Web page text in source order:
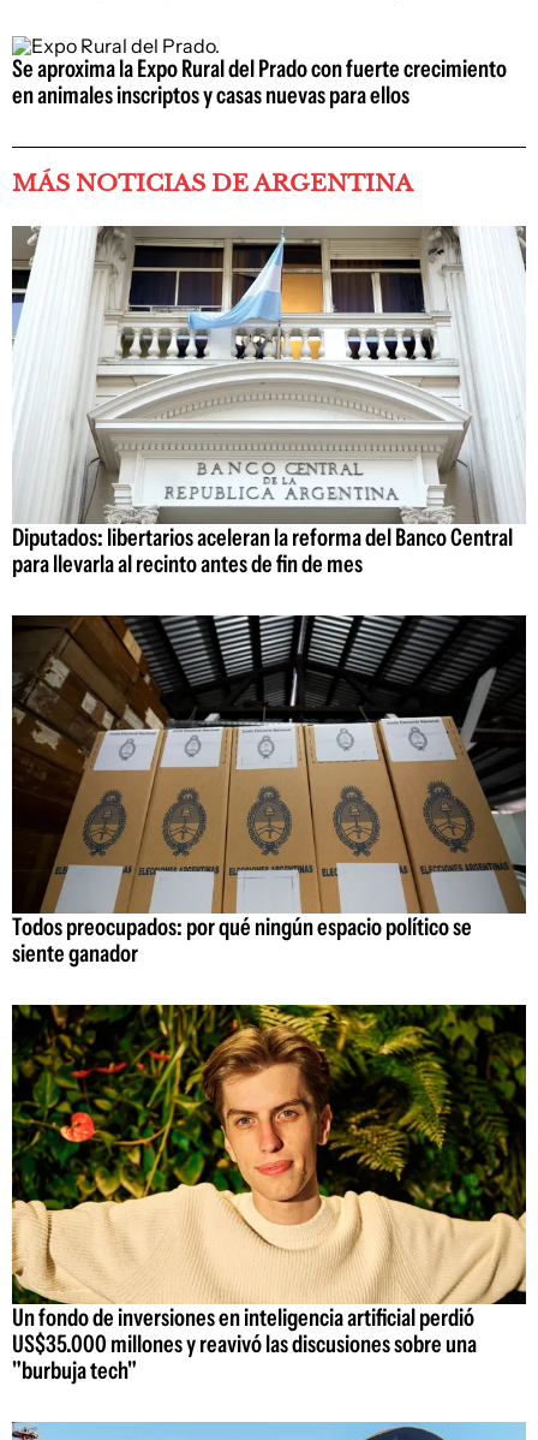
Se aproxima la Expo Rural del Prado con fuerte crecimiento
en animales inscriptos y casas nuevas para ellos
MÁS NOTICIAS DE ARGENTINA
Diputados: libertarios aceleran la reforma del Banco Central
para llevarla al recinto antes de fin de mes
Todos preocupados: por qué ningún espacio político se
siente ganador
Un fondo de inversiones en inteligencia artificial perdió
US$35.000 millones y reavivó las discusiones sobre una
"burbuja tech"